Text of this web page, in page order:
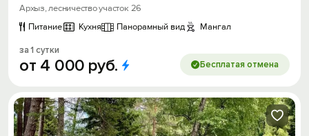
Архыз, лесничество участок 26
Питание
Кухня Панорамный вид Мангал
за 1 сутки
от 4 000 руб. Бесплатая отмена